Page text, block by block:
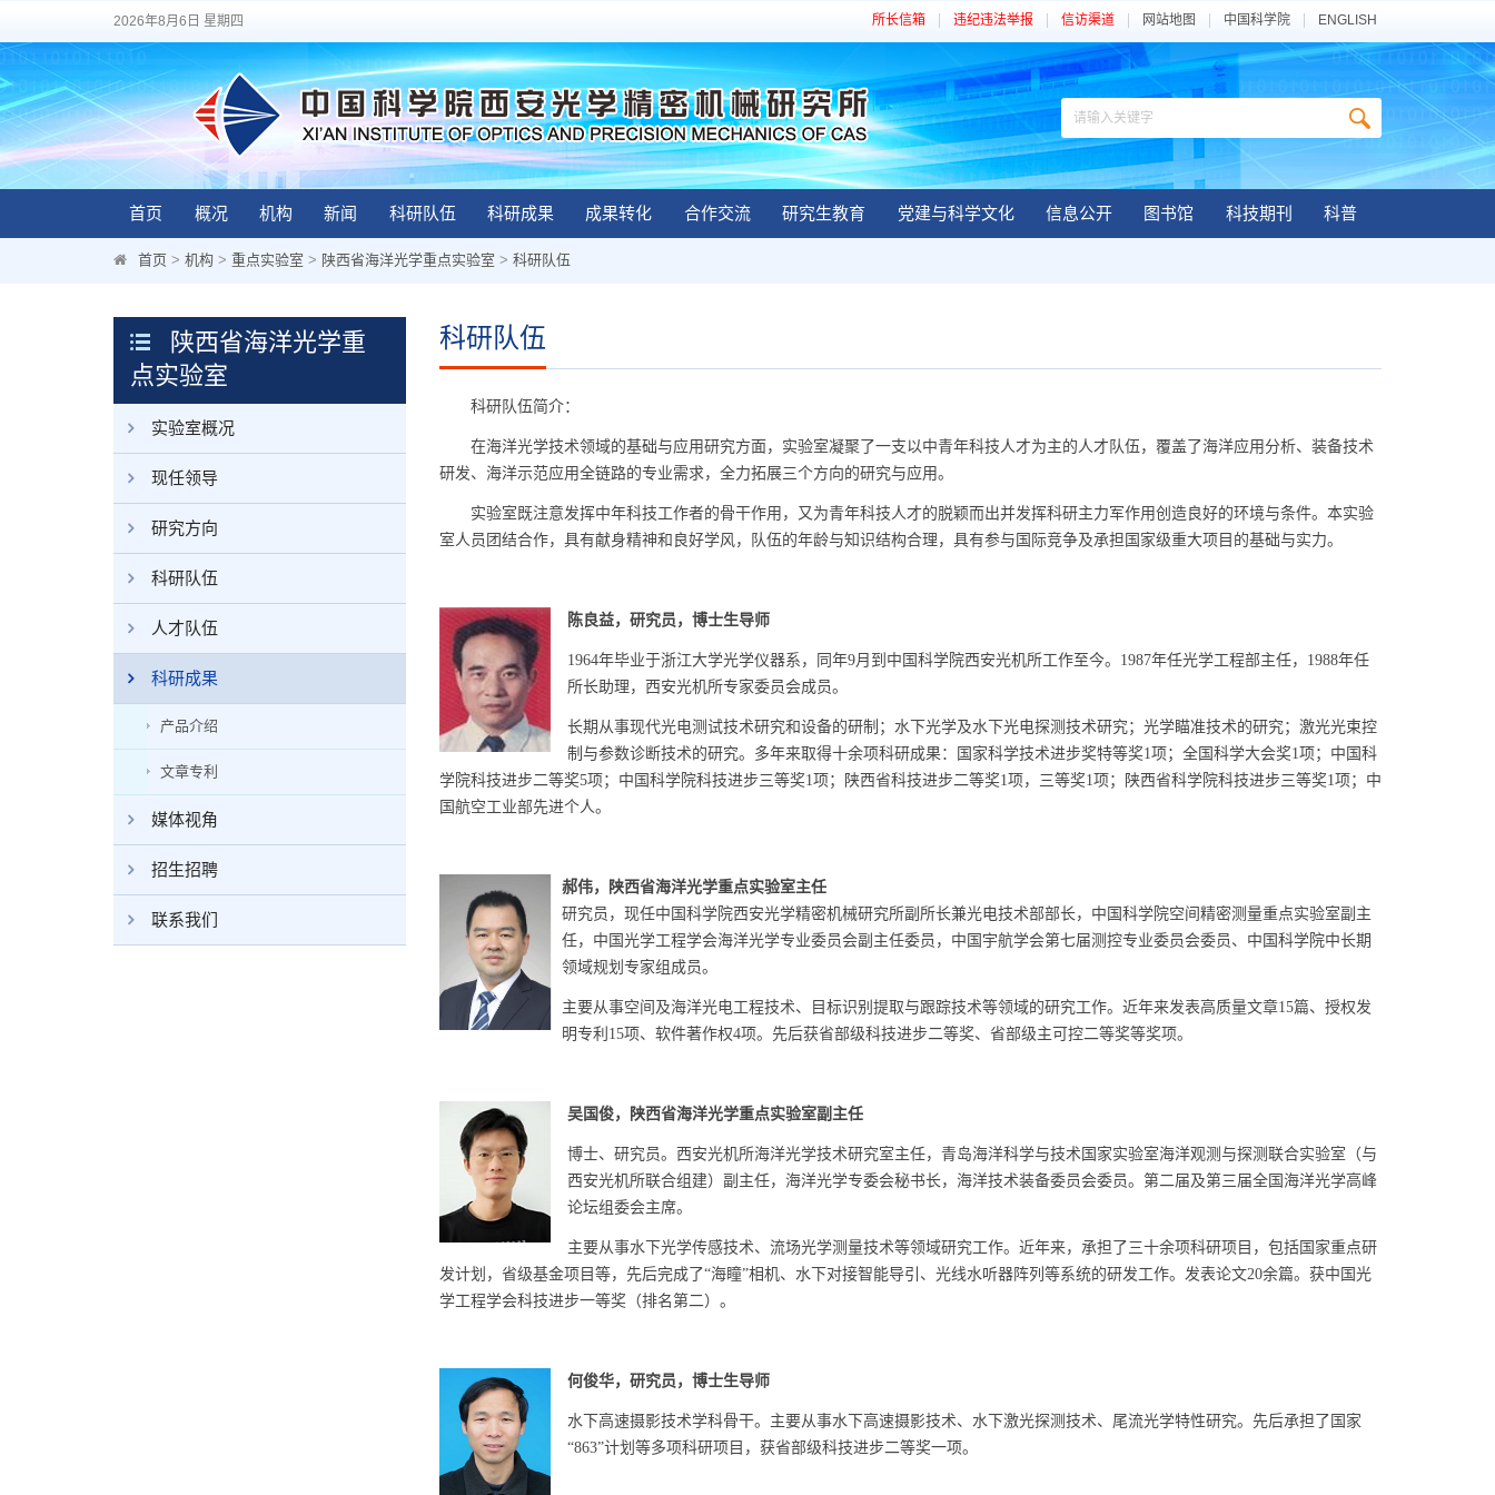
2026年8月6日 星期四 所长信箱 违纪违法举报 信访渠道 网站地图 中国科学院 ENGLISH
首页 概况 机构 新闻 科研队伍 科研成果 成果转化 合作交流 研究生教育 党建与科学文化 信息公开 图书馆 科技期刊 科普
首页 > 机构 > 重点实验室 > 陕西省海洋光学重点实验室 > 科研队伍
陕西省海洋光学重
点实验室
实验室概况
现任领导
研究方向
科研队伍
人才队伍
科研成果
产品介绍
文章专利
媒体视角
招生招聘
联系我们
科研队伍
科研队伍简介：
在海洋光学技术领域的基础与应用研究方面，实验室凝聚了一支以中青年科技人才为主的人才队伍，覆盖了海洋应用分析、装备技术
研发、海洋示范应用全链路的专业需求，全力拓展三个方向的研究与应用。
实验室既注意发挥中年科技工作者的骨干作用，又为青年科技人才的脱颖而出并发挥科研主力军作用创造良好的环境与条件。本实验
室人员团结合作，具有献身精神和良好学风，队伍的年龄与知识结构合理，具有参与国际竞争及承担国家级重大项目的基础与实力。
陈良益，研究员，博士生导师
1964年毕业于浙江大学光学仪器系，同年9月到中国科学院西安光机所工作至今。1987年任光学工程部主任，1988年任
所长助理，西安光机所专家委员会成员。
长期从事现代光电测试技术研究和设备的研制；水下光学及水下光电探测技术研究；光学瞄准技术的研究；激光光束控
制与参数诊断技术的研究。多年来取得十余项科研成果：国家科学技术进步奖特等奖1项；全国科学大会奖1项；中国科
学院科技进步二等奖5项；中国科学院科技进步三等奖1项；陕西省科技进步二等奖1项，三等奖1项；陕西省科学院科技进步三等奖1项；中
国航空工业部先进个人。
郝伟，陕西省海洋光学重点实验室主任
研究员，现任中国科学院西安光学精密机械研究所副所长兼光电技术部部长，中国科学院空间精密测量重点实验室副主
任，中国光学工程学会海洋光学专业委员会副主任委员，中国宇航学会第七届测控专业委员会委员、中国科学院中长期
领域规划专家组成员。
主要从事空间及海洋光电工程技术、目标识别提取与跟踪技术等领域的研究工作。近年来发表高质量文章15篇、授权发
明专利15项、软件著作权4项。先后获省部级科技进步二等奖、省部级主可控二等奖等奖项。
吴国俊，陕西省海洋光学重点实验室副主任
博士、研究员。西安光机所海洋光学技术研究室主任，青岛海洋科学与技术国家实验室海洋观测与探测联合实验室（与
西安光机所联合组建）副主任，海洋光学专委会秘书长，海洋技术装备委员会委员。第二届及第三届全国海洋光学高峰
论坛组委会主席。
主要从事水下光学传感技术、流场光学测量技术等领域研究工作。近年来，承担了三十余项科研项目，包括国家重点研
发计划，省级基金项目等，先后完成了“海瞳”相机、水下对接智能导引、光线水听器阵列等系统的研发工作。发表论文20余篇。获中国光
学工程学会科技进步一等奖（排名第二）。
何俊华，研究员，博士生导师
水下高速摄影技术学科骨干。主要从事水下高速摄影技术、水下激光探测技术、尾流光学特性研究。先后承担了国家
“863”计划等多项科研项目，获省部级科技进步二等奖一项。